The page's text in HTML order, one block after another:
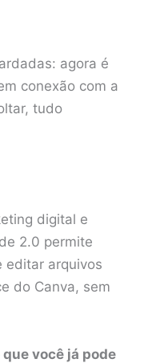
agora é
conexão com a
tudo
digital e
2.0 permite
editar arquivos
do Canva, sem
você já pode